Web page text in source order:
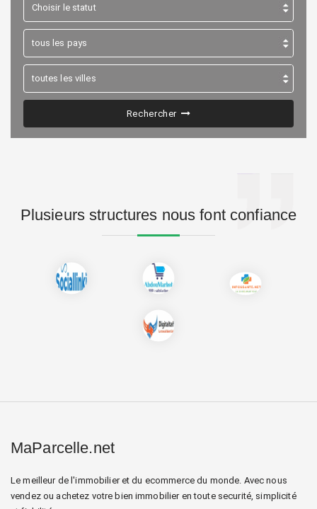
Rechercher
Plusieurs structures nous font confiance
MaParcelle.net
Le meilleur de l'immobilier et du ecommerce du monde. Avec nous
vendez ou achetez votre bien immobilier en toute securité, simplicité